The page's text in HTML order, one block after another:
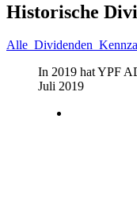
Historische
Alle Dividenden
In 2019 hat YPF
Juli 2019